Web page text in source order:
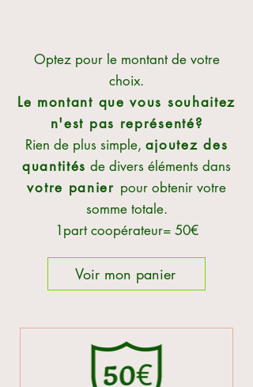
Optez pour le montant de votre
choix.
Le montant que vous souhaitez
n'est pas représenté?
Rien de plus simple, ajoutez des
quantités de divers éléments dans
votre panier pour obtenir votre
somme totale.
1part coopérateur= 50€
Voir mon panier